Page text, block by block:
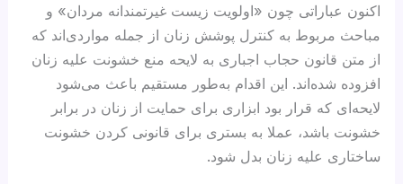
اکنون عباراتی چون «اولویت زیست غیرتمندانه مردان» و
مباحث مربوط به کنترل پوشش زنان از جمله مواردی‌اند که
از متن قانون حجاب اجباری به لایحه منع خشونت علیه زنان
افزوده شده‌اند. این اقدام به‌طور مستقیم باعث می‌شود
لایحه‌ای که قرار بود ابزاری برای حمایت از زنان در برابر
خشونت باشد، عملا به بستری برای قانونی کردن خشونت
ساختاری علیه زنان بدل شود.